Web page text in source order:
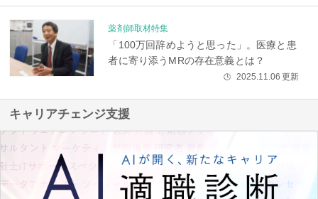
薬剤師取材特集
「100万回辞めようと思った」。医療と患
者に寄り添うMRの存在意義とは？
🕒 2025.11.06 更新
キャリアチェンジ支援